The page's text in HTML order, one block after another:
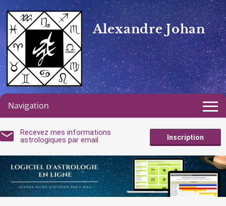
Alexandre Johan
Navigation
Recevez mes informations
astrologiques par email
Inscription